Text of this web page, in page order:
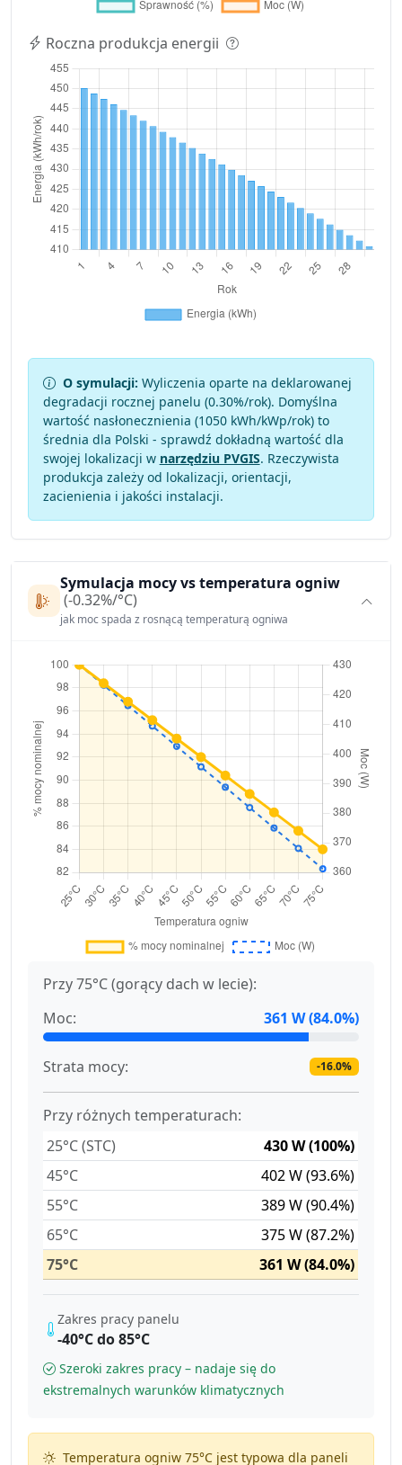
Roczna produkcja energii
O symulacji: Wyliczenia oparte na deklarowanej
degradacji rocznej panelu (0.30%/rok). Domyślna
wartość nasłonecznienia (1050 kWh/kWp/rok) to
średnia dla Polski - sprawdź dokładną wartość dla
swojej lokalizacji w narzędziu PVGIS. Rzeczywista
produkcja zależy od lokalizacji, orientacji,
zacienienia i jakości instalacji.
Symulacja mocy vs temperatura ogniw
(-0.32%/°C)
jak moc spada z rosnącą temperaturą ogniwa
Przy 75°C (gorący dach w lecie):
Moc:
361 W (84.0%)
Strata mocy: -16.0%
Przy różnych temperaturach:
25°C (STC)
430 W (100%)
45°C
402 W (93.6%)
55°C
389 W (90.4%)
65°C
375 W (87.2%)
75°C
361 W (84.0%)
Zakres pracy panelu
-40°C do 85°C
Szeroki zakres pracy – nadaje się do
ekstremalnych warunków klimatycznych
Temperatura ogniw 75°C jest typowa dla paneli